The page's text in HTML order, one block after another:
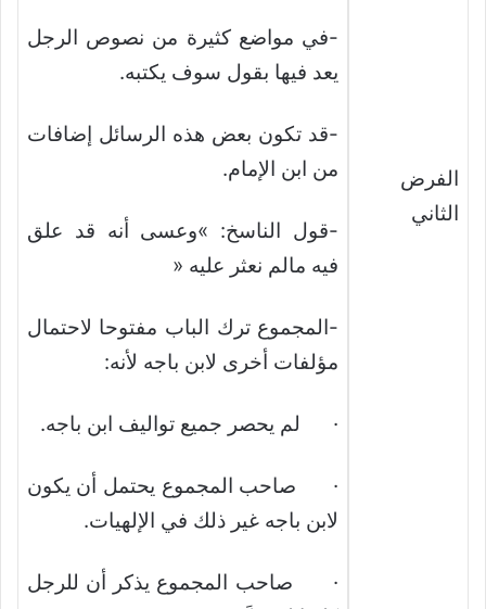
الفرض
الثاني
-في مواضع كثيرة من نصوص الرجل
يعد فيها بقول سوف يكتبه.
-قد تكون بعض هذه الرسائل إضافات
من ابن الإمام.
-قول الناسخ: »وعسى أنه قد علق
فيه مالم نعثر عليه «
-المجموع ترك الباب مفتوحا لاحتمال
مؤلفات أخرى لابن باجه لأنه:
· لم يحصر جميع تواليف ابن باجه.
· صاحب المجموع يحتمل أن يكون
لابن باجه غير ذلك في الإلهيات.
· صاحب المجموع يذكر أن للرجل